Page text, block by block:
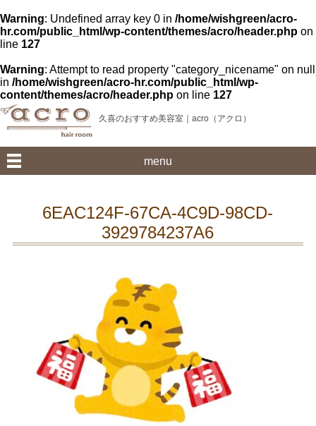
Warning: Undefined array key 0 in /home/wishgreen/acro-
hr.com/public_html/wp-content/themes/acro/header.php on
line 127
Warning: Attempt to read property "category_nicename" on null
in /home/wishgreen/acro-hr.com/public_html/wp-
content/themes/acro/header.php on line 127
久喜のおすすめ美容室｜acro（アクロ）
menu
6EAC124F-67CA-4C9D-98CD-
3929784237A6